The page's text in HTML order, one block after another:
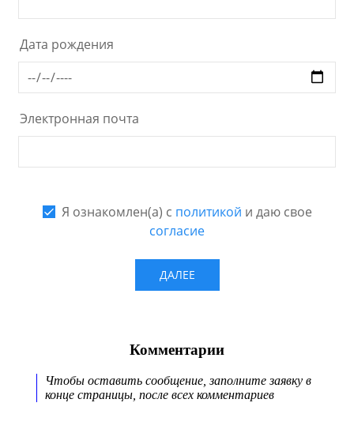
Комментарии
Чтобы оставить сообщение, заполните заявку в
конце страницы, после всех комментариев